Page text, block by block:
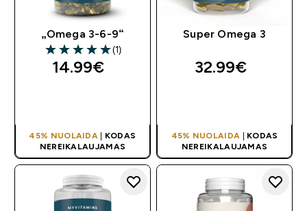
„Omega 3-6-9“
5 out of 5 stars
(1)
14.99€‎
45% NUOLAIDA
KODAS
NEREIKALAUJAMAS
Super Omega 3
32.99€‎
45% NUOLAIDA
KODAS
NEREIKALAUJAMAS